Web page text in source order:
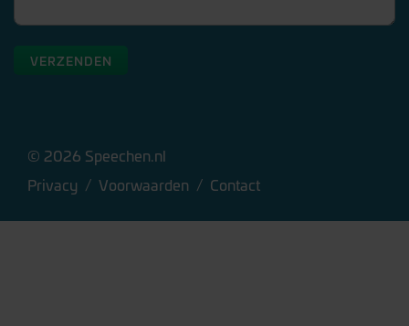
VERZENDEN
© 2026 Speechen.nl
Privacy / Voorwaarden / Contact